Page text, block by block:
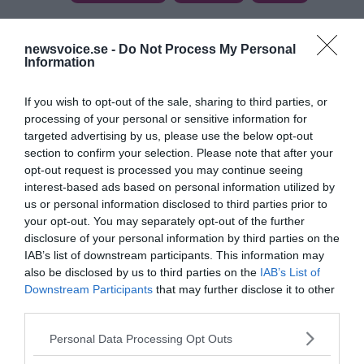
newsvoice.se - Do Not Process My Personal
Information
If you wish to opt-out of the sale, sharing to third parties, or
processing of your personal or sensitive information for
targeted advertising by us, please use the below opt-out
section to confirm your selection. Please note that after your
opt-out request is processed you may continue seeing
interest-based ads based on personal information utilized by
us or personal information disclosed to third parties prior to
your opt-out. You may separately opt-out of the further
disclosure of your personal information by third parties on the
IAB’s list of downstream participants. This information may
also be disclosed by us to third parties on the IAB’s List of
Downstream Participants that may further disclose it to other
Please note that this website/app uses one or more Google
Personal Data Processing Opt Outs
Prenumerera på vårt nyhetsbrev
Få NewsVoice nyhets-mail
ANNONSER